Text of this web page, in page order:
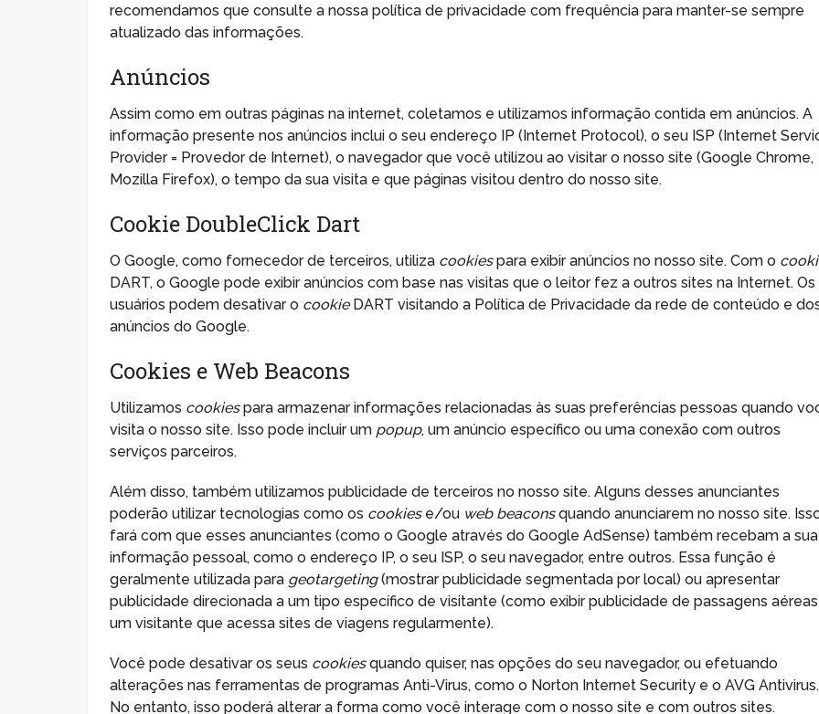
recomendamos que consulte a nossa política de privacidade com frequência para manter-se sempre
atualizado das informações.
Anúncios
Assim como em outras páginas na internet, coletamos e utilizamos informação contida em anúncios. A
informação presente nos anúncios inclui o seu endereço IP (Internet Protocol), o seu ISP (Internet
Provider = Provedor de Internet), o navegador que você utilizou ao visitar o nosso site (Google Chrome,
Mozilla Firefox), o tempo da sua visita e que páginas visitou dentro do nosso site.
Cookie DoubleClick Dart
O Google, como fornecedor de terceiros, utiliza cookiespara exibir anúncios no nosso site. Com o
DART, o Google pode exibir anúncios com base nas visitas que o leitor fez a outros sites na Internet. Os
usuários podem desativar o cookieDART visitando a Política de Privacidade da rede de conteúdo e
anúncios do Google.
Cookies e Web Beacons
Utilizamos cookiespara armazenar informações relacionadas às suas preferências pessoas quando
visita o nosso site. Isso pode incluir um popup, um anúncio específico ou uma conexão com outros
serviços parceiros.
Além disso, também utilizamos publicidade de terceiros no nosso site. Alguns desses anunciantes
poderão utilizar tecnologias como os cookiese/ou web beaconsquando anunciarem no nosso site.
fará com que esses anunciantes (como o Google através do Google AdSense) também recebam a sua
informação pessoal, como o endereço IP, o seu ISP, o seu navegador, entre outros. Essa função é
geralmente utilizada para geotargeting(mostrar publicidade segmentada por local) ou apresentar
publicidade direcionada a um tipo específico de visitante (como exibir publicidade de passagens
um visitante que acessa sites de viagens regularmente).
Você pode desativar os seus cookiesquando quiser, nas opções do seu navegador, ou efetuando
alterações nas ferramentas de programas Anti-Virus, como o Norton Internet Security e o AVG Antivirus.
No entanto, isso poderá alterar a forma como você interage com o nosso site e com outros sites.